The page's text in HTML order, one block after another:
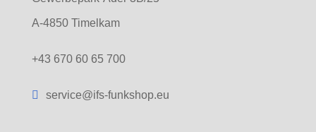
A-4850 Timelkam
+43 670 60 65 700
service@ifs-funkshop.eu